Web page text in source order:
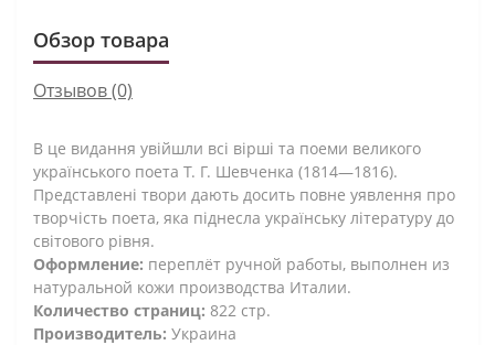
Обзор товара
Отзывов (0)
В це видання увійшли всі вірші та поеми великого
українського поета Т. Г. Шевченка (1814—1816).
Представлені твори дають досить повне уявлення про
творчість поета, яка піднесла українську літературу до
світового рівня.
Оформление: переплёт ручной работы, выполнен из
натуральной кожи производства Италии.
Количество страниц: 822 стр.
Производитель: Украина